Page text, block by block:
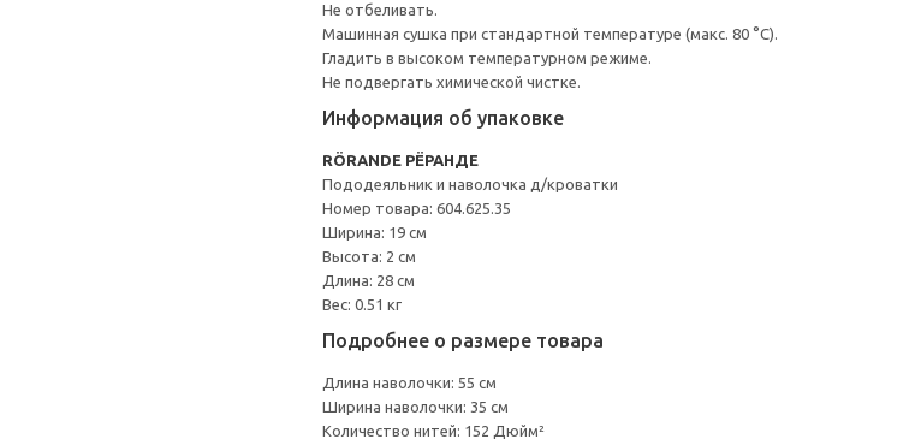
Не отбеливать.
Машинная сушка при стандартной температуре (макс. 80 °C).
Гладить в высоком температурном режиме.
Не подвергать химической чистке.
Информация об упаковке
RÖRANDE РЁРАНДЕ
Пододеяльник и наволочка д/кроватки
Номер товара: 604.625.35
Ширина: 19 см
Высота: 2 см
Длина: 28 см
Вес: 0.51 кг
Подробнее о размере товара
Длина наволочки: 55 см
Ширина наволочки: 35 см
Количество нитей: 152 Дюйм²